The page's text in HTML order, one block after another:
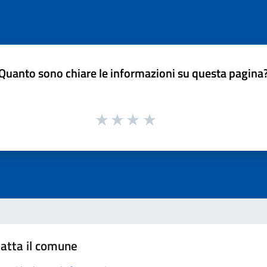
sono chiare le informazioni su questa
il comune